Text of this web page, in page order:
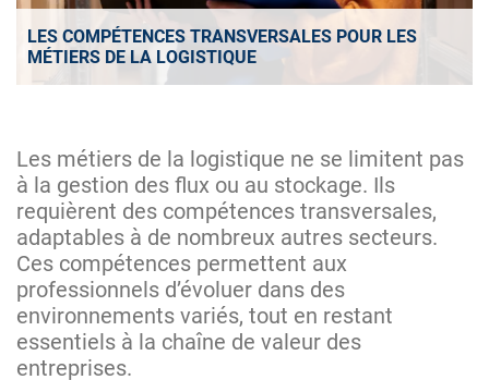
LES COMPÉTENCES TRANSVERSALES POUR LES
MÉTIERS DE LA LOGISTIQUE
Les métiers de la logistique ne se limitent pas
à la gestion des flux ou au stockage. Ils
requièrent des compétences transversales,
adaptables à de nombreux autres secteurs.
Ces compétences permettent aux
professionnels d’évoluer dans des
environnements variés, tout en restant
essentiels à la chaîne de valeur des
entreprises.